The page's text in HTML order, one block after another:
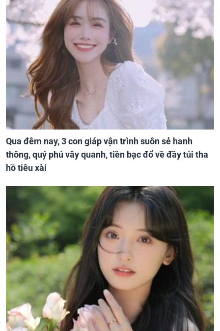
Qua đêm nay, 3 con giáp vận trình suôn sẻ hanh
thông, quý phú vây quanh, tiền bạc đổ về đầy túi tha
hồ tiêu xài